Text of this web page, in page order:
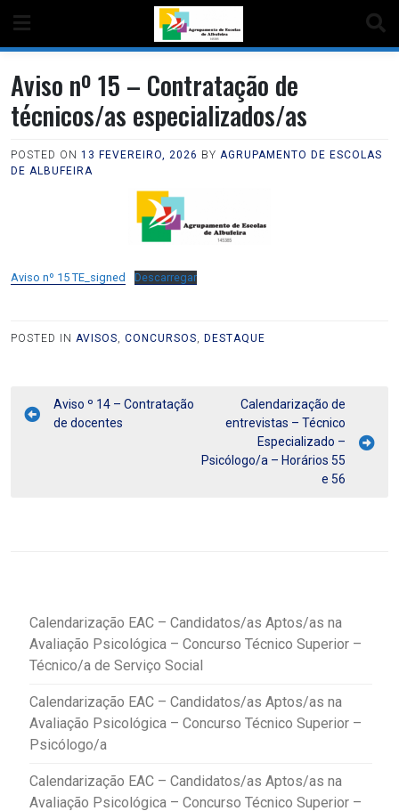
Aviso nº 15 – Contratação de
técnicos/as especializados/as
POSTED ON 13 FEVEREIRO, 2026 BY AGRUPAMENTO DE ESCOLAS
DE ALBUFEIRA
Aviso nº 15 TE_signed Descarregar
POSTED IN AVISOS, CONCURSOS, DESTAQUE
Aviso º 14 – Contratação
de docentes
Calendarização de
entrevistas – Técnico
Especializado –
Psicólogo/a – Horários 55
e 56
Calendarização EAC – Candidatos/as Aptos/as na
Avaliação Psicológica – Concurso Técnico Superior –
Técnico/a de Serviço Social
Calendarização EAC – Candidatos/as Aptos/as na
Avaliação Psicológica – Concurso Técnico Superior –
Psicólogo/a
Calendarização EAC – Candidatos/as Aptos/as na
Avaliação Psicológica – Concurso Técnico Superior –